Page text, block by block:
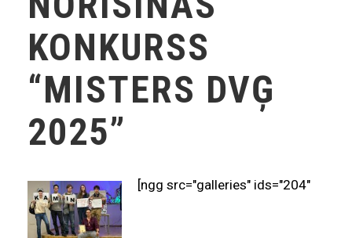
KONKURSS
“MISTERS DVĢ
2025”
[ngg src="galleries" ids="204"